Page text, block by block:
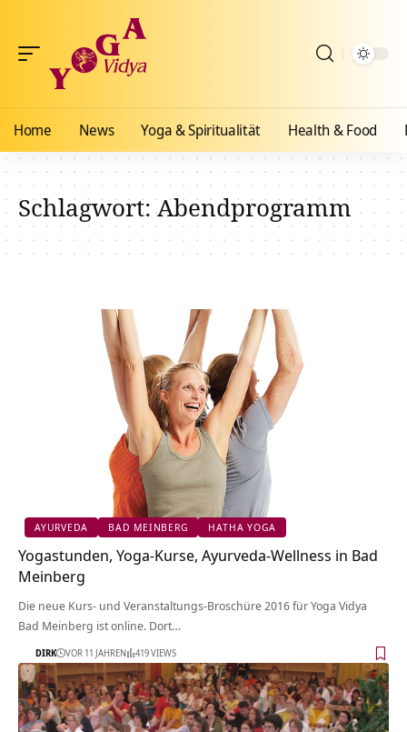
Home News Yoga & Spiritualität Health & Food
Schlagwort:Abendprogramm
AYURVEDA BAD MEINBERG HATHA YOGA
Yogastunden, Yoga-Kurse, Ayurveda-Wellness in Bad
Meinberg
Die neue Kurs- und Veranstaltungs-Broschüre 2016 für Yoga Vidya
Bad Meinberg ist online. Dort…
DIRK VOR 11 JAHREN 419 VIEWS